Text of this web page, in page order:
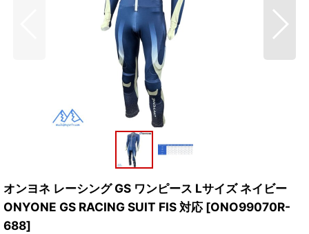
オンヨネ レーシング GS ワンピース Lサイズ ネイビー
ONYONE GS RACING SUIT FIS 対応 [ONO99070R-
688]